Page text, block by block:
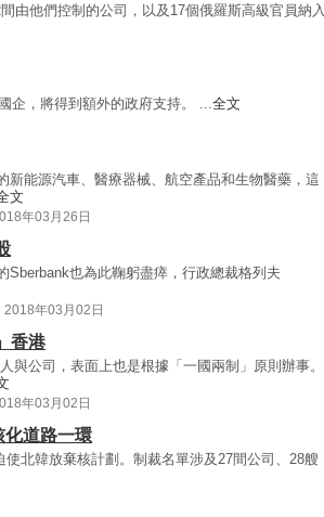
由他們控制的公司，以及17個俄羅斯高級官員納入
企，將得到額外的政府支持。 ... 全文
新能源汽車、醫療器械、航空產品和生物醫藥，這
文
年03月26日
Sberbank也為此鞠躬盡瘁，行政總裁格列夫
2018年03月02日
香港
與公司，表面上也是根據「一國兩制」原則辦事。
年03月02日
化道路一環
北韓放棄核計劃。制裁名單涉及27間公司、28艘